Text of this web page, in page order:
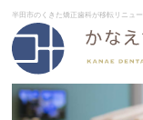
半田市のくきた矯正歯科が移転リニュ